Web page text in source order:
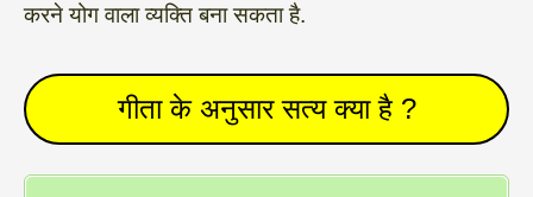
करने योग वाला व्यक्ति बना सकता है.
गीता के अनुसार सत्य क्या है ?